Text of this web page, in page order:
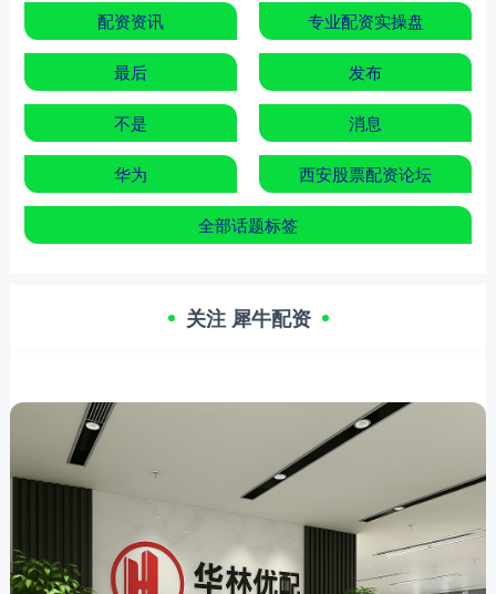
配资资讯 专业配资实操盘
最后 发布
不是 消息
华为 西安股票配资论坛
全部话题标签
关注 犀牛配资